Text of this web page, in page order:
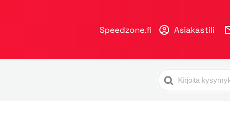
Speedzone.fi Asiakastili
Search
For